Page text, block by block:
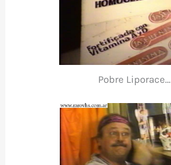
Pobre Liporace…